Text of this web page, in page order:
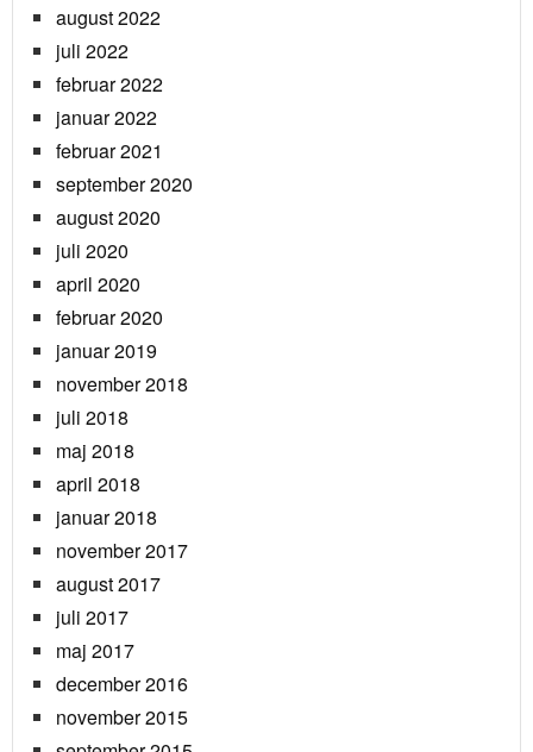
august 2022
juli 2022
februar 2022
januar 2022
februar 2021
september 2020
august 2020
juli 2020
april 2020
februar 2020
januar 2019
november 2018
juli 2018
maj 2018
april 2018
januar 2018
november 2017
august 2017
juli 2017
maj 2017
december 2016
november 2015